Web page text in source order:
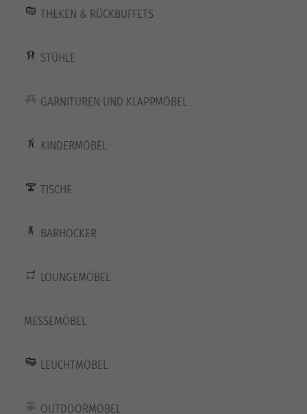
THEKEN & RÜCKBUFFETS
STÜHLE
GARNITUREN UND KLAPPMÖBEL
KINDERMÖBEL
TISCHE
BARHOCKER
LOUNGEMÖBEL
MESSEMÖBEL
LEUCHTMÖBEL
OUTDOORMÖBEL